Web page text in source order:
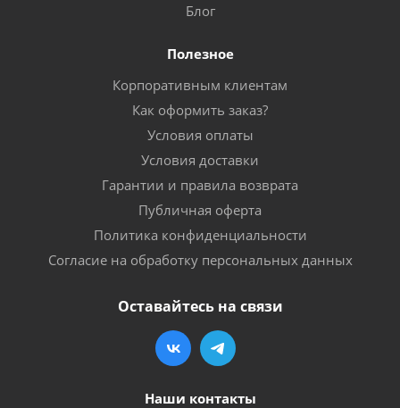
Блог
Полезное
Корпоративным клиентам
Как оформить заказ?
Условия оплаты
Условия доставки
Гарантии и правила возврата
Публичная оферта
Политика конфиденциальности
Согласие на обработку персональных данных
Оставайтесь на связи
Наши контакты